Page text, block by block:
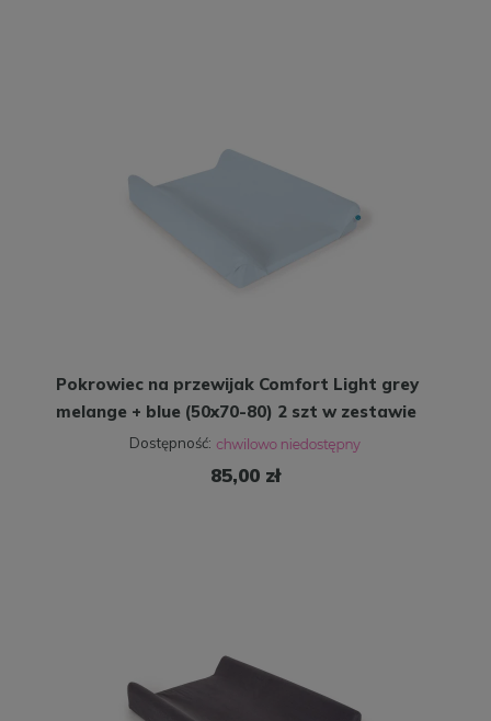
Pokrowiec na przewijak Comfort Light grey
melange + blue (50x70-80) 2 szt w zestawie
Dostępność:
85,00 zł